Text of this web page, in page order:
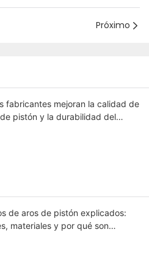
Próximo
fabricantes mejoran la calidad de
pistón y la durabilidad del
de aros de pistón explicados:
materiales y por qué son